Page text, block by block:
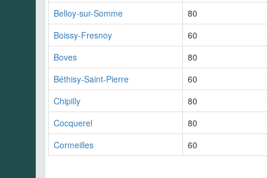
Belloy-sur-Somme
80
Boissy-Fresnoy
60
Boves
80
Béthisy-Saint-Pierre
60
Chipilly
80
Cocquerel
80
Cormeilles
60